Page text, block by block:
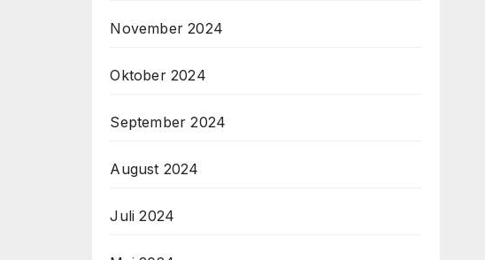
November 2024
Oktober 2024
September 2024
August 2024
Juli 2024